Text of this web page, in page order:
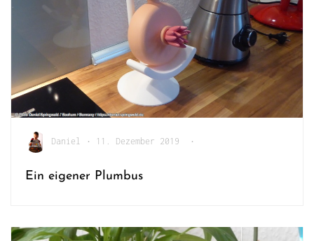
Daniel • 11. Dezember 2019 •
Ein eigener Plumbus